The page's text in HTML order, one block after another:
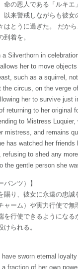
命の恩人である「ルキ
来警戒しながらも彼
はとうに過ぎた。 だか
着を。
Silverthorn in
her to move
such as a squirrel,
circus, on the verge
her to survive just
returning to her original
to Mistress
mistress, and remains
has watched her
to shed any
the gentle person she
バンツ）】
賜り、彼女に永遠の忠
ャーム）や実力行使で
を行使できるようにな
られる。
sworn eternal
fraction of her own